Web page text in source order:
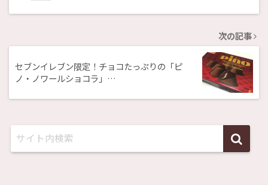
次の記事
セブンイレブン限定！チョコたっぷりの「ピ
ノ・ノワールショコラ」…